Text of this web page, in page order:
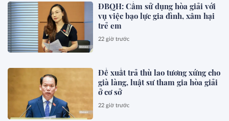
ĐBQH: Cấm sử dụng hòa giải với
vụ việc bạo lực gia đình, xâm hại
trẻ em
22 giờ trước
Đề xuất trả thù lao tương xứng cho
già làng, luật sư tham gia hòa giải
ở cơ sở
22 giờ trước